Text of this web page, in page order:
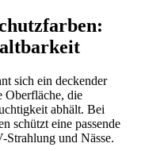
sich ein deckender
Oberfläche, die
abhält. Bei
schützt eine passende
Strahlung und Nässe.